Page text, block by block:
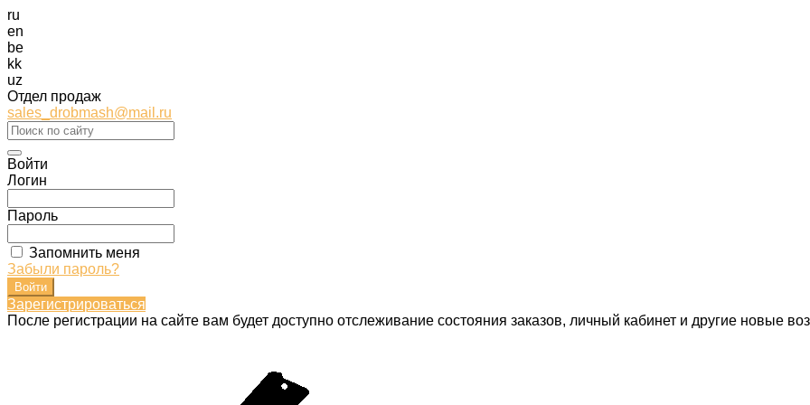
ru
en
be
kk
uz
Отдел продаж
sales_drobmash@mail.ru
Войти
Логин
Пароль
Запомнить меня
Забыли пароль?
Зарегистрироваться
После регистрации на сайте вам будет доступно отслеживание состояния заказов, личный кабинет и другие новые